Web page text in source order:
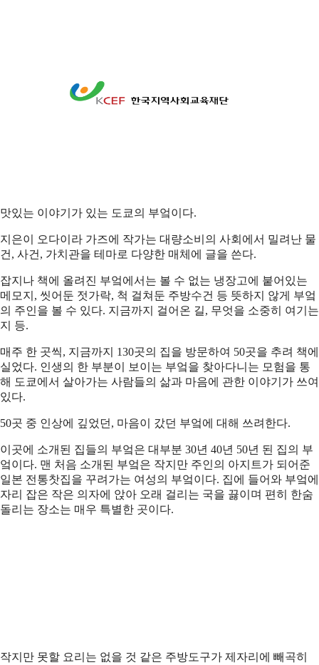
[울림이 있는 책] 도쿄 부엌
맛있는 이야기가 있는 도쿄의 부엌이다.
지은이 오다이라 가즈에 작가는 대량소비의 사회에서 밀려난 물
건, 사건, 가치관을 테마로 다양한 매체에 글을 쓴다.
잡지나 책에 올려진 부엌에서는 볼 수 없는 냉장고에 붙어있는
메모지, 씻어둔 젓가락, 척 걸쳐둔 주방수건 등 뜻하지 않게 부엌
의 주인을 볼 수 있다. 지금까지 걸어온 길, 무엇을 소중히 여기는
지 등.
매주 한 곳씩, 지금까지 130곳의 집을 방문하여 50곳을 추려 책에
실었다. 인생의 한 부분이 보이는 부엌을 찾아다니는 모험을 통
해 도쿄에서 살아가는 사람들의 삶과 마음에 관한 이야기가 쓰여
있다.
50곳 중 인상에 깊었던, 마음이 갔던 부엌에 대해 쓰려한다.
이곳에 소개된 집들의 부엌은 대부분 30년 40년 50년 된 집의 부
엌이다. 맨 처음 소개된 부엌은 작지만 주인의 아지트가 되어준
일본 전통찻집을 꾸려가는 여성의 부엌이다. 집에 들어와 부엌에
자리 잡은 작은 의자에 앉아 오래 걸리는 국을 끓이며 편히 한숨
돌리는 장소는 매우 특별한 곳이다.
작지만 못할 요리는 없을 것 같은 주방도구가 제자리에 빼곡히